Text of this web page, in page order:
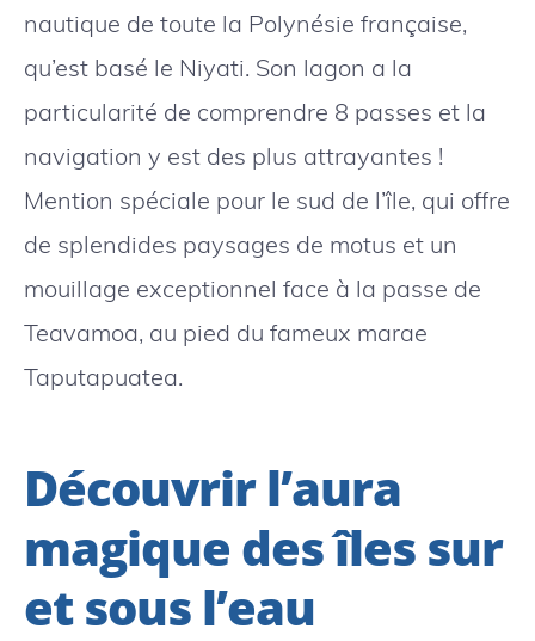
nautique de toute la Polynésie française,
qu’est basé le Niyati. Son lagon a la
particularité de comprendre 8 passes et la
navigation y est des plus attrayantes !
Mention spéciale pour le sud de l’île, qui offre
de splendides paysages de motus et un
mouillage exceptionnel face à la passe de
Teavamoa, au pied du fameux marae
Taputapuatea.
Découvrir l’aura
magique des îles sur
et sous l’eau